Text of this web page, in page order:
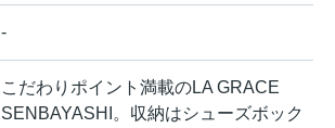
-
こだわりポイント満載のLA GRACE
SENBAYASHI。収納はシューズボック